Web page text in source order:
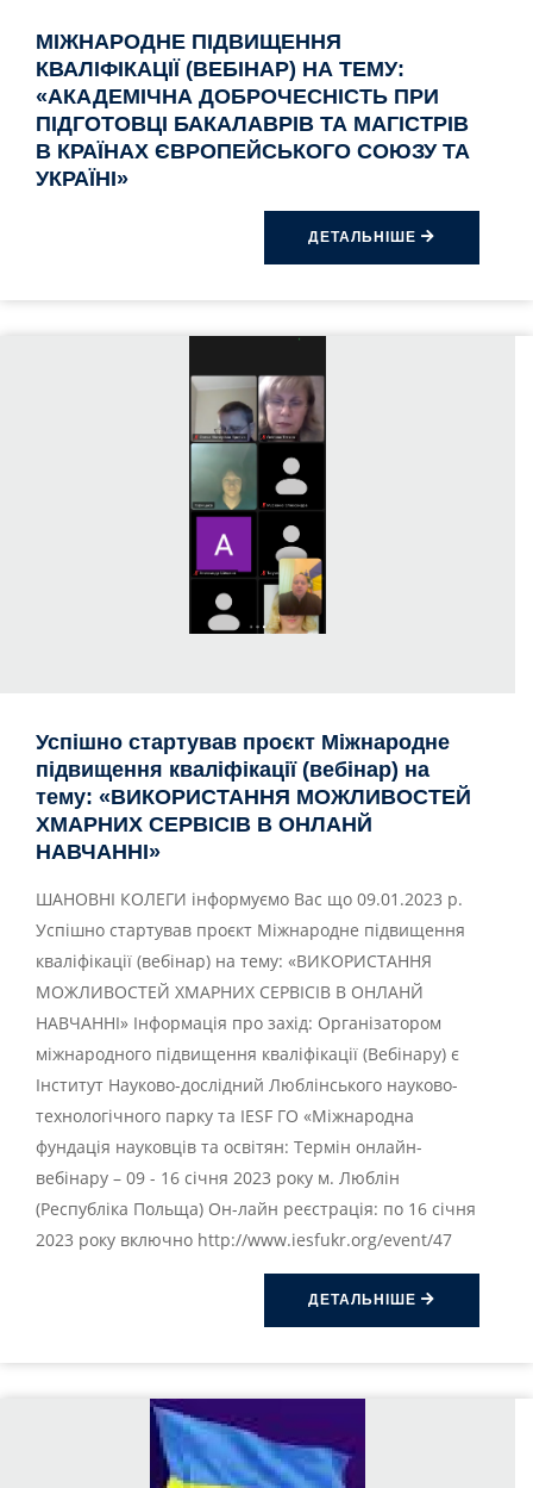
МІЖНАРОДНЕ ПІДВИЩЕННЯ
КВАЛІФІКАЦІЇ (ВЕБІНАР) НА ТЕМУ:
«АКАДЕМІЧНА ДОБРОЧЕСНІСТЬ ПРИ
ПІДГОТОВЦІ БАКАЛАВРІВ ТА МАГІСТРІВ
В КРАЇНАХ ЄВРОПЕЙСЬКОГО СОЮЗУ ТА
УКРАЇНІ»
ДЕТАЛЬНІШЕ
Успішно стартував проєкт Міжнародне
підвищення кваліфікації (вебінар) на
тему: «ВИКОРИСТАННЯ МОЖЛИВОСТЕЙ
ХМАРНИХ СЕРВІСІВ В ОНЛАНЙ
НАВЧАННІ»
ШАНОВНІ КОЛЕГИ інформуємо Вас що 09.01.2023 р.
Успішно стартував проєкт Міжнародне підвищення
кваліфікації (вебінар) на тему: «ВИКОРИСТАННЯ
МОЖЛИВОСТЕЙ ХМАРНИХ СЕРВІСІВ В ОНЛАНЙ
НАВЧАННІ» Інформація про захід: Організатором
міжнародного підвищення кваліфікації (Вебінару) є
Інститут Науково-дослідний Люблінського науково-
технологічного парку та IESF ГО «Міжнародна
фундація науковців та освітян: Термін онлайн-
вебінару – 09 - 16 січня 2023 року м. Люблін
(Республіка Польща) Он-лайн реєстрація: по 16 січня
2023 року включно http://www.iesfukr.org/event/47
ДЕТАЛЬНІШЕ